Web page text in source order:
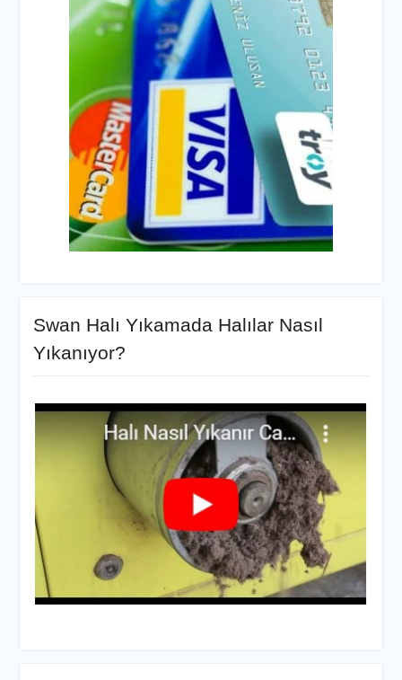
Swan Halı Yıkamada Halılar Nasıl
Yıkanıyor?